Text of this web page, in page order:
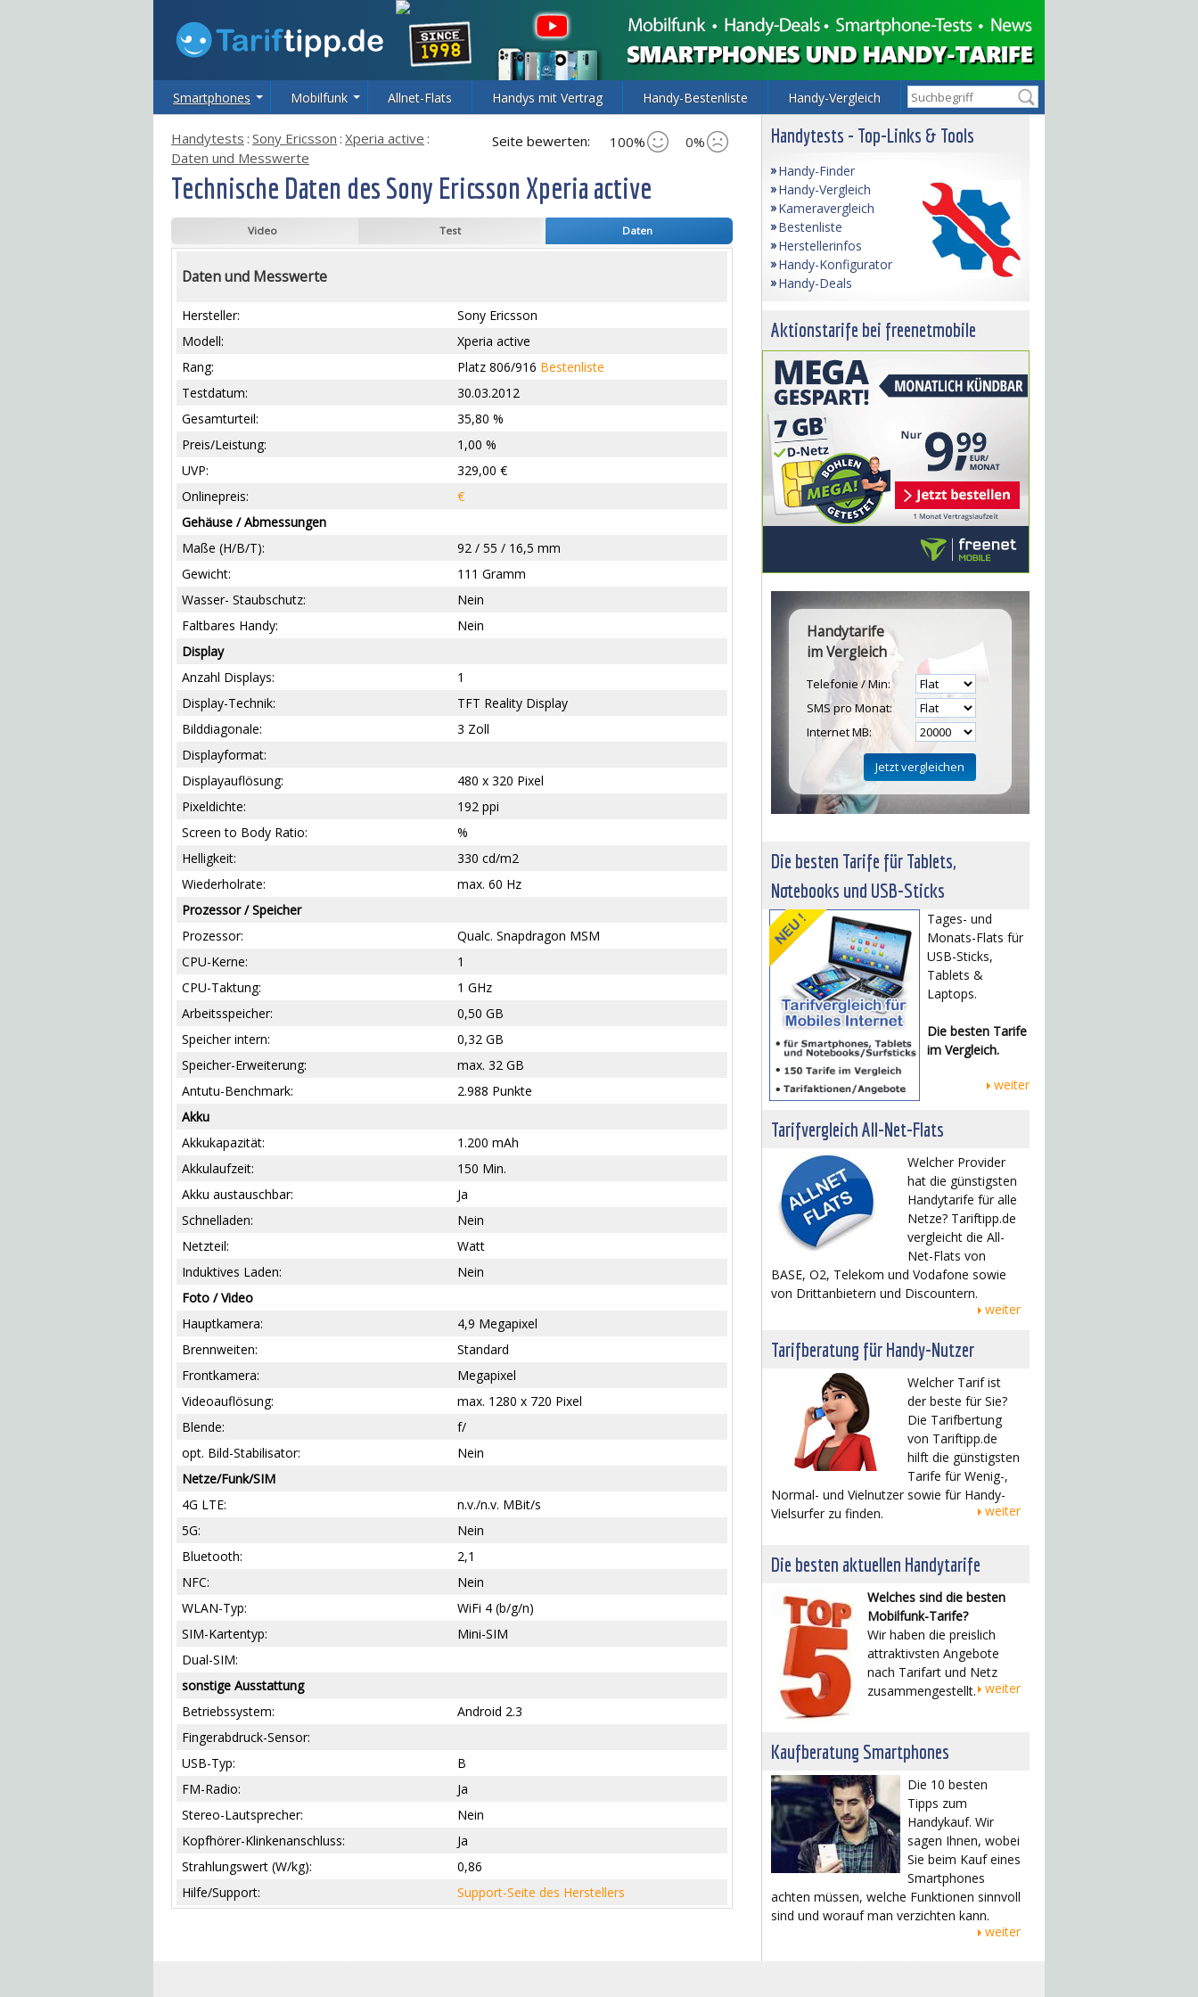
Smartphones Mobilfunk Allnet-Flats Handys mit Vertrag Handy-Bestenliste Handy-Vergleich
Seite bewerten: 100% 0%
Handytests : Sony Ericsson : Xperia active :
Daten und Messwerte
Technische Daten des Sony Ericsson Xperia active
Video Test Daten
Daten und Messwerte
Sony Ericsson
Hersteller:
Xperia active
Modell:
Platz 806/916 Bestenliste
Rang:
30.03.2012
Testdatum:
35,80 %
Gesamturteil:
1,00 %
Preis/Leistung:
329,00 €
UVP:
€
Onlinepreis:
Gehäuse / Abmessungen
92 / 55 / 16,5 mm
Maße (H/B/T):
111 Gramm
Gewicht:
Nein
Wasser- Staubschutz:
Nein
Faltbares Handy:
Display
1
Anzahl Displays:
TFT Reality Display
Display-Technik:
3 Zoll
Bilddiagonale:
Displayformat:
480 x 320 Pixel
Displayauflösung:
192 ppi
Pixeldichte:
%
Screen to Body Ratio:
330 cd/m2
Helligkeit:
max. 60 Hz
Wiederholrate:
Prozessor / Speicher
Qualc. Snapdragon MSM
Prozessor:
1
CPU-Kerne:
1 GHz
CPU-Taktung:
0,50 GB
Arbeitsspeicher:
0,32 GB
Speicher intern:
max. 32 GB
Speicher-Erweiterung:
2.988 Punkte
Antutu-Benchmark:
Akku
1.200 mAh
Akkukapazität:
150 Min.
Akkulaufzeit:
Ja
Akku austauschbar:
Nein
Schnelladen:
Watt
Netzteil:
Nein
Induktives Laden:
Foto / Video
4,9 Megapixel
Hauptkamera:
Standard
Brennweiten:
Megapixel
Frontkamera:
max. 1280 x 720 Pixel
Videoauflösung:
f/
Blende:
Nein
opt. Bild-Stabilisator:
Netze/Funk/SIM
n.v./n.v. MBit/s
4G LTE:
Nein
5G:
2,1
Bluetooth:
Nein
NFC:
WiFi 4 (b/g/n)
WLAN-Typ:
Mini-SIM
SIM-Kartentyp:
Dual-SIM:
sonstige Ausstattung
Android 2.3
Betriebssystem:
Fingerabdruck-Sensor:
B
USB-Typ:
Ja
FM-Radio:
Nein
Stereo-Lautsprecher:
Ja
Kopfhörer-Klinkenanschluss:
0,86
Strahlungswert (W/kg):
Support-Seite des Herstellers
Hilfe/Support:
Handytests - Top-Links & Tools
Handy-Finder
Handy-Vergleich
Kameravergleich
Bestenliste
Herstellerinfos
Handy-Konfigurator
Handy-Deals
Aktionstarife bei freenetmobile
Handytarife
im Vergleich
Telefonie / Min:
SMS pro Monat:
Internet MB:
Die besten Tarife für Tablets,
Notebooks und USB-Sticks
Tages- und
Monats-Flats für
USB-Sticks,
Tablets &
Laptops.
Die besten Tarife
im Vergleich.
weiter
Tarifvergleich All-Net-Flats
Welcher Provider
hat die günstigsten
Handytarife für alle
Netze? Tariftipp.de
vergleicht die All-
Net-Flats von
BASE, O2, Telekom und Vodafone sowie
von Drittanbietern und Discountern.
weiter
Tarifberatung für Handy-Nutzer
Welcher Tarif ist
der beste für Sie?
Die Tarifbertung
von Tariftipp.de
hilft die günstigsten
Tarife für Wenig-,
Normal- und Vielnutzer sowie für Handy-
Vielsurfer zu finden.
weiter
Die besten aktuellen Handytarife
Welches sind die besten
Mobilfunk-Tarife?
Wir haben die preislich
attraktivsten Angebote
nach Tarifart und Netz
zusammengestellt. weiter
Kaufberatung Smartphones
Die 10 besten
Tipps zum
Handykauf. Wir
sagen Ihnen, wobei
Sie beim Kauf eines
Smartphones
achten müssen, welche Funktionen sinnvoll
sind und worauf man verzichten kann.
weiter